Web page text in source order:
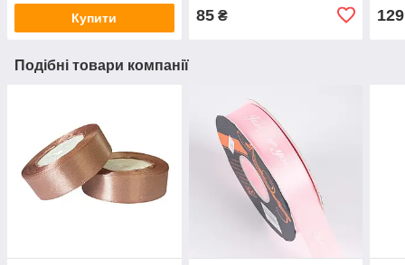
Купити 85₴ 129
Подібні товари компанії